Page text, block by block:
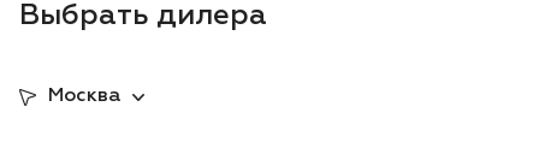
Выбрать дилера
Москва